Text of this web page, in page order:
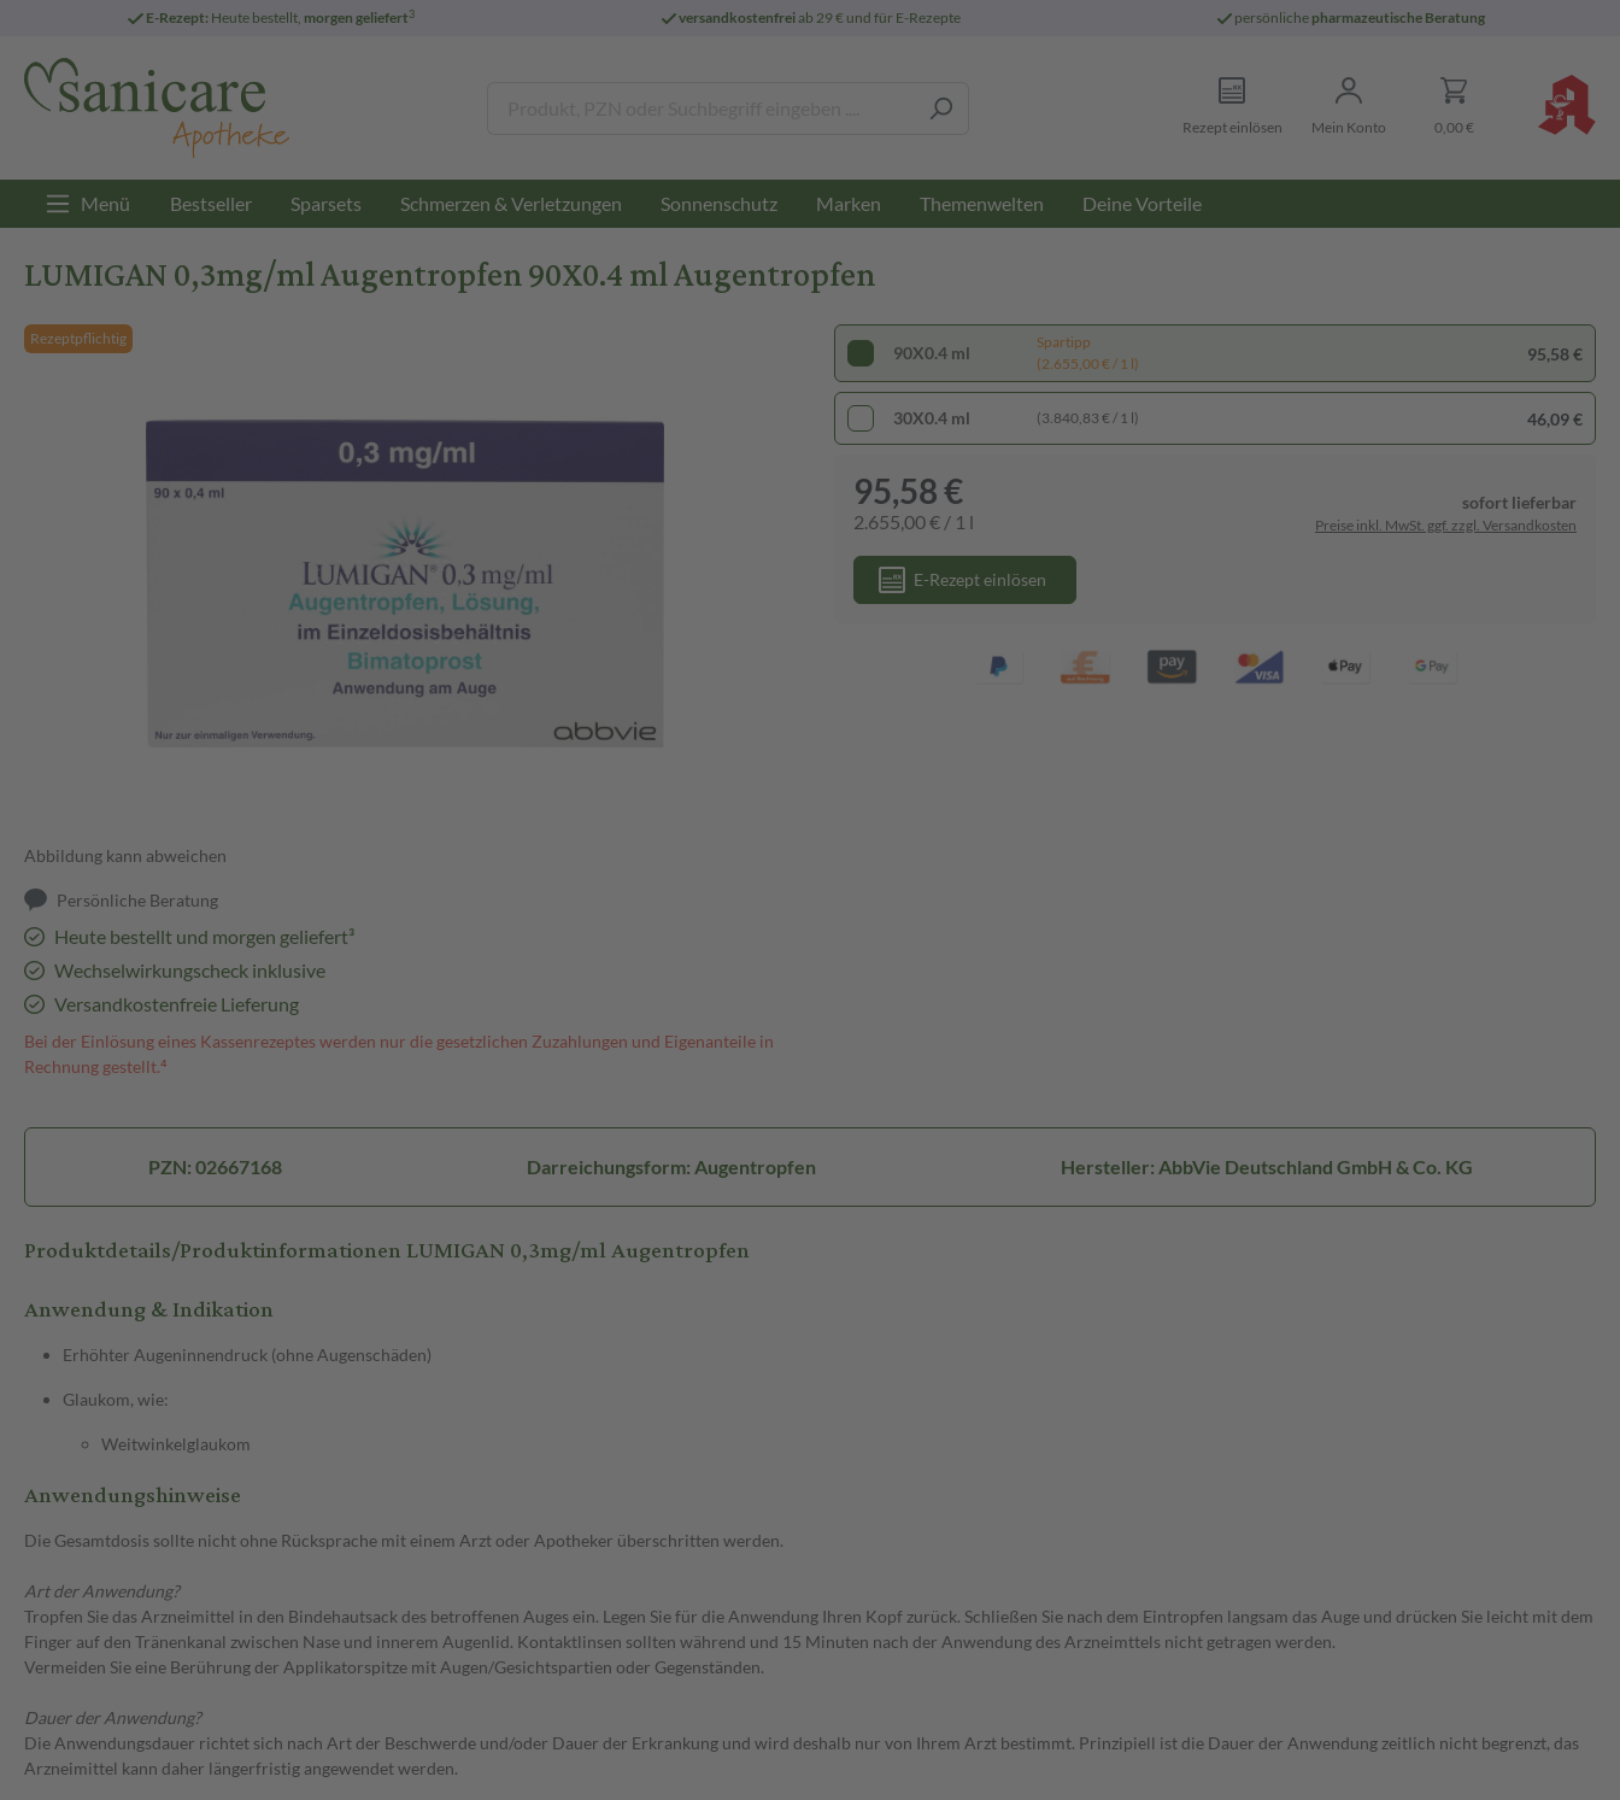
E-Rezept: Heute bestellt, morgen geliefert3 versandkostenfreiab 29 € und für E-Rezepte persönliche pharmazeutische Beratung
Rezept einlösen Mein Konto 0,00 €
Menü Bestseller Sparsets Schmerzen & Verletzungen Sonnenschutz Marken Themenwelten Deine Vorteile
LUMIGAN 0,3mg/ml Augentropfen 90X0.4 ml Augentropfen
Rezeptpflichtig
Abbildung kann abweichen
Persönliche Beratung
Heute bestellt und morgen geliefert³
Wechselwirkungscheck inklusive
Versandkostenfreie Lieferung
Bei der Einlösung eines Kassenrezeptes werden nur die gesetzlichen Zuzahlungen und Eigenanteile in
Rechnung gestellt.⁴
90X0.4 ml
Spartipp
(2.655,00 € / 1 l)
95,58 €
30X0.4 ml (3.840,83 € / 1 l) 46,09 €
95,58 €
2.655,00 € / 1 l
sofort lieferbar
Preise inkl. MwSt. ggf. zzgl. Versandkosten
E-Rezept einlösen
PZN: 02667168 Darreichungsform: Augentropfen Hersteller: AbbVie Deutschland GmbH & Co. KG
Produktdetails/Produktinformationen LUMIGAN 0,3mg/ml Augentropfen
Anwendung & Indikation
Erhöhter Augeninnendruck (ohne Augenschäden)
Glaukom, wie:
Weitwinkelglaukom
Anwendungshinweise
Die Gesamtdosis sollte nicht ohne Rücksprache mit einem Arzt oder Apotheker überschritten werden.
Art der Anwendung?
Tropfen Sie das Arzneimittel in den Bindehautsack des betroffenen Auges ein. Legen Sie für die Anwendung Ihren Kopf zurück. Schließen Sie nach dem Eintropfen langsam das Auge und drücken Sie leicht mit dem
Finger auf den Tränenkanal zwischen Nase und innerem Augenlid. Kontaktlinsen sollten während und 15 Minuten nach der Anwendung des Arzneimttels nicht getragen werden.
Vermeiden Sie eine Berührung der Applikatorspitze mit Augen/Gesichtspartien oder Gegenständen.
Dauer der Anwendung?
Die Anwendungsdauer richtet sich nach Art der Beschwerde und/oder Dauer der Erkrankung und wird deshalb nur von Ihrem Arzt bestimmt. Prinzipiell ist die Dauer der Anwendung zeitlich nicht begrenzt, das
Arzneimittel kann daher längerfristig angewendet werden.